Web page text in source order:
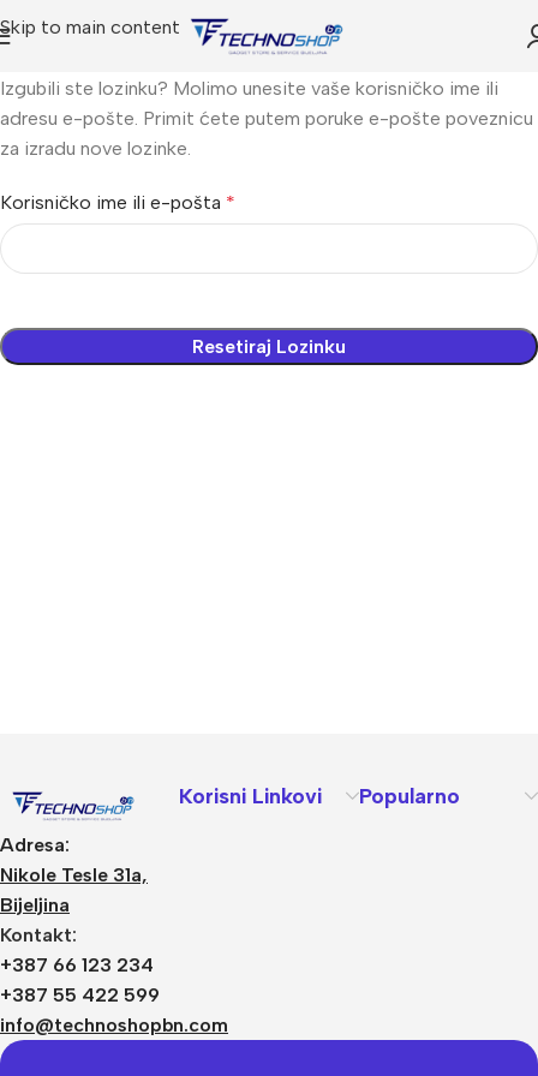
Skip to main content
Izgubili ste lozinku? Molimo unesite vaše korisničko ime ili
adresu e-pošte. Primit ćete putem poruke e-pošte poveznicu
za izradu nove lozinke.
Korisničko ime ili e-pošta *
Resetiraj Lozinku
Adresa:
Nikole Tesle 31a,
Bijeljina
Kontakt:
+387 66 123 234
+387 55 422 599
info@technoshopbn.com
Korisni Linkovi Popularno